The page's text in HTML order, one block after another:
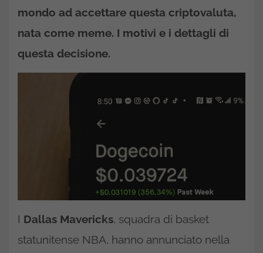
mondo ad accettare questa criptovaluta,
nata come meme. I motivi e i dettagli di
questa decisione.
I Dallas Mavericks, squadra di basket
statunitense NBA, hanno annunciato nella